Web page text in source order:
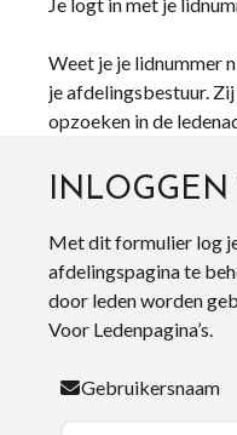
Weet je je lidnummer
je afdelingsbestuur.
opzoeken in de
INLOGGEN
Met dit formulier log
afdelingspagina te
door leden worden
Voor Ledenpagina’s.
Gebruikersnaam